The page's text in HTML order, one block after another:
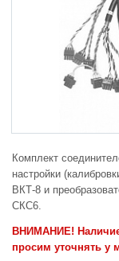
Комплект
настройки
ВКТ-8 и
СКС6.
ВНИМАНИЕ! Наличие
просим уточнять у